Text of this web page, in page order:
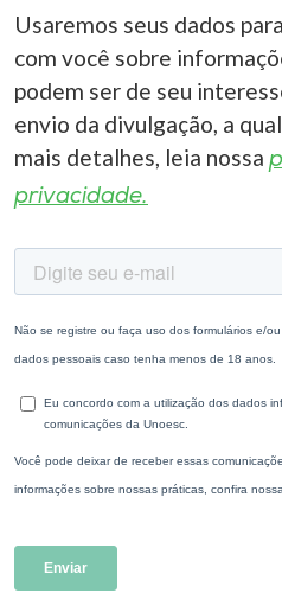
Usaremos seus dados
com você sobre
podem ser de seu
envio da divulgação, a
mais detalhes, leia nossa
privacidade.